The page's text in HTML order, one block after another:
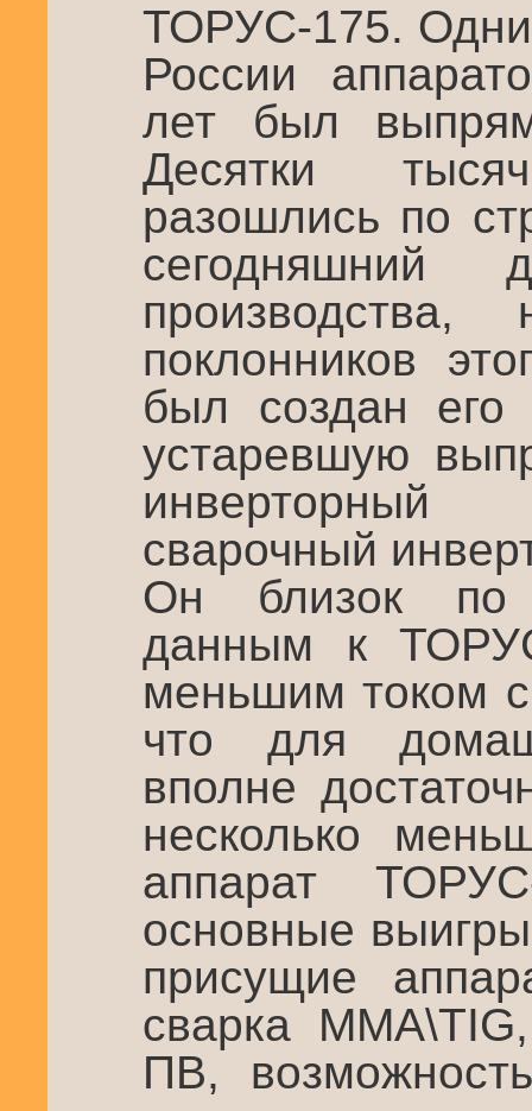
ТОРУС-175.
России
лет был
Десятки
разошлись по
поклонников
был создан его
устаревшую
инверторный
сварочный
Он близок по
данным к
меньшим током
что для
вполне
несколько
аппарат
основные
присущие
сварка
ПВ,